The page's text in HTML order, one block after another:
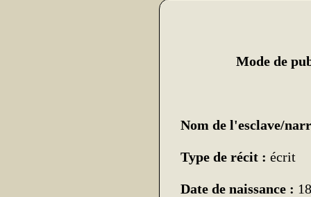
Mode de
Nom de l'esclave/
Type de récit : écrit
Date de naissance :